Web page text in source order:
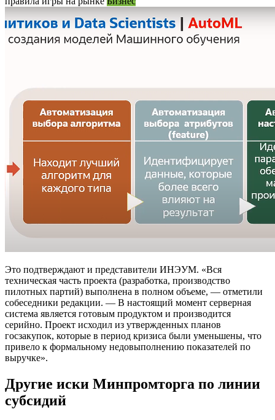
Это подтверждают и представители ИНЭУМ. «Вся
техническая часть проекта (разработка, производство
пилотных партий) выполнена в полном объеме, — отметили
собеседники редакции. — В настоящий момент серверная
система является готовым продуктом и производится
серийно. Проект исходил из утвержденных планов
госзакупок, которые в период кризиса были уменьшены, что
привело к формальному недовыполнению показателей по
выручке».
Другие иски Минпромторга по линии
субсидий